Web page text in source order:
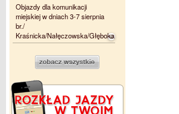
Objazdy dla komunikacji
miejskiej w dniach 3-7 sierpnia
br./
Kraśnicka/Nałęczowska/Głęboka